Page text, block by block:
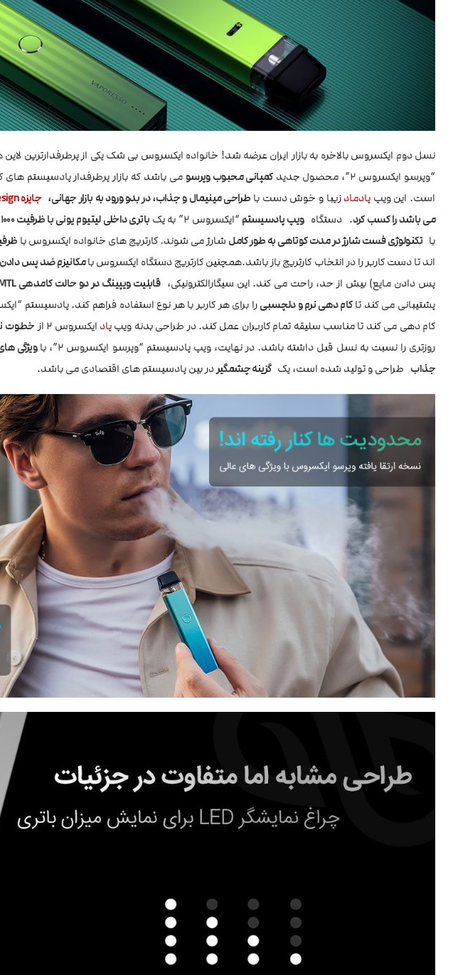
نسل دوم ایکسروس بالاخره به بازار ایران عرضه شد! خانواده ایکسروس بی شک یکی از
“وپرسو ایکسروس 2”، محصول جدید
کمپانی محبوب وپرسو می باشد که بازار پرطرفدار پادسیستم
است. این ویپ پادمادزیبا و خوش دست با طراحی مینیمال و جذاب، در بدو ورود به بازار جهانی،جایزه RedDot Design
می باشد را کسب کرد. دستگاهویپ پادسیستم “ایکسروس 2” به یک باتری داخلی لیتیوم یونی با ظرفیت 1000 میلی آمپر
باتکنولوژی فست شارژ در مدت کوتاهی به طور کامل شارژ می شوند. کارتریج های خانواده ایکسروس با ظرفیت
اند تا دست کاربر را در انتخاب کارتریج باز باشد.همچنین کارتریج دستگاه ایکسروس بامکانیزم ضد پس دادن
پس دادن مایع) بیش از حد، راحت می کند. این سیگارالکترونیکی، قابلیت ویپینگ در دو حالت کامدهی MTL
پشتیبانی می کند تاکام دهی نرم و دلچسبی
کام دهی می کند تا مناسب سلیقه تمام کاربران عمل کند. در طراحی بدنه ویپپاد ایکسروس 2 از خطوت نرم و
روزتری را نسبت به نسل قبل داشته باشد. در نهایت، ویپ پادسیستم “وپرسو ایکسروس 2”، با
ویژگی
جذاب طراحی و تولید شده است، یکگزینه چشمگیردر بین پادسیستم های اقتصادی می باشد.